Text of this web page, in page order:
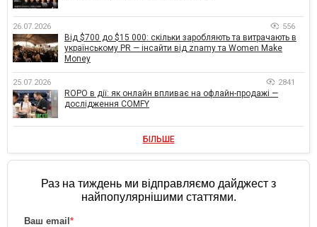
26.07.2026 556
Від $700 до $15 000: скільки заробляють та витрачають в
українському PR — інсайти від znamy та Women Make
Money
25.07.2026 2841
ROPO в дії: як онлайн впливає на офлайн-продажі —
дослідження COMFY
БІЛЬШЕ
Раз на тиждень ми відправляємо дайджест з
найпопулярнішими статтями.
Ваш email*